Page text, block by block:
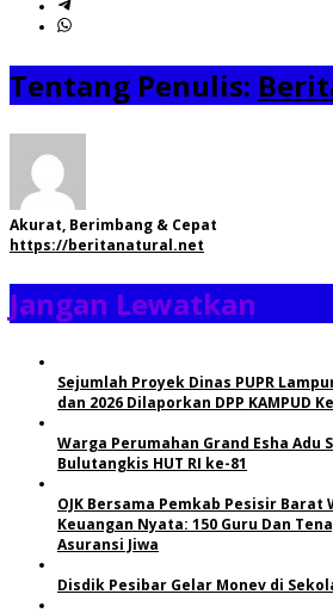
Tentang Penulis:
Akurat, Berimbang & Cepat
https://beritanatural.net
Jangan Lewatkan
Sejumlah Proyek Dinas PUPR
dan 2026 Dilaporkan DPP KAMPUD
Warga Perumahan Grand Esha Adu
Bulutangkis HUT RI ke-81
OJK Bersama Pemkab Pesisir Barat
Keuangan Nyata: 150 Guru Dan
Asuransi Jiwa
Disdik Pesibar Gelar Monev di